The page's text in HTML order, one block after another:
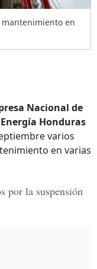
en
Nacional de
Honduras
varios
en varias
por la suspensión